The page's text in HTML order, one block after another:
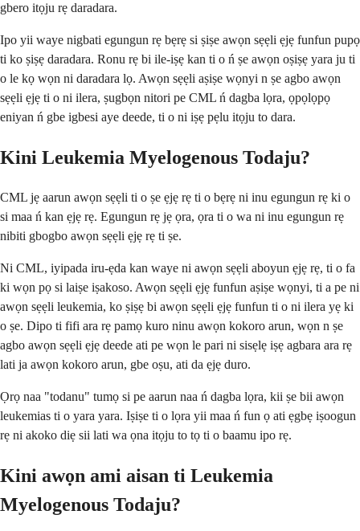
gbero itọju rẹ daradara.
Ipo yii waye nigbati egungun rẹ bẹrẹ si ṣiṣe awọn sẹẹli ẹjẹ funfun pupọ
ti ko ṣiṣẹ daradara. Ronu rẹ bi ile-iṣẹ kan ti o ń ṣe awọn oṣiṣẹ yara ju ti
o le kọ wọn ni daradara lọ. Awọn sẹẹli aṣiṣe wọnyi n ṣe agbo awọn
sẹẹli ẹjẹ ti o ni ilera, ṣugbọn nitori pe CML ń dagba lọra, ọpọlọpọ
eniyan ń gbe igbesi aye deede, ti o ni iṣẹ pẹlu itọju to dara.
Kini Leukemia Myelogenous Todaju?
CML jẹ aarun awọn sẹẹli ti o ṣe ẹjẹ rẹ ti o bẹrẹ ni inu egungun rẹ ki o
si maa ń kan ẹjẹ rẹ. Egungun rẹ jẹ ọra, ọra ti o wa ni inu egungun rẹ
nibiti gbogbo awọn sẹẹli ẹjẹ rẹ ti ṣe.
Ni CML, iyipada iru-ẹda kan waye ni awọn sẹẹli aboyun ẹjẹ rẹ, ti o fa
ki wọn pọ si laiṣe iṣakoso. Awọn sẹẹli ẹjẹ funfun aṣiṣe wọnyi, ti a pe ni
awọn sẹẹli leukemia, ko ṣiṣẹ bi awọn sẹẹli ẹjẹ funfun ti o ni ilera yẹ ki
o ṣe. Dipo ti fifi ara rẹ pamọ kuro ninu awọn kokoro arun, wọn n ṣe
agbo awọn sẹẹli ẹjẹ deede ati pe wọn le pari ni sisẹlẹ iṣẹ agbara ara rẹ
lati ja awọn kokoro arun, gbe oṣu, ati da ẹjẹ duro.
Ọrọ naa "todanu" tumọ si pe aarun naa ń dagba lọra, kii ṣe bii awọn
leukemias ti o yara yara. Iṣiṣe ti o lọra yii maa ń fun ọ ati ẹgbẹ iṣoogun
rẹ ni akoko diẹ sii lati wa ọna itọju to tọ ti o baamu ipo rẹ.
Kini awọn ami aisan ti Leukemia
Myelogenous Todaju?